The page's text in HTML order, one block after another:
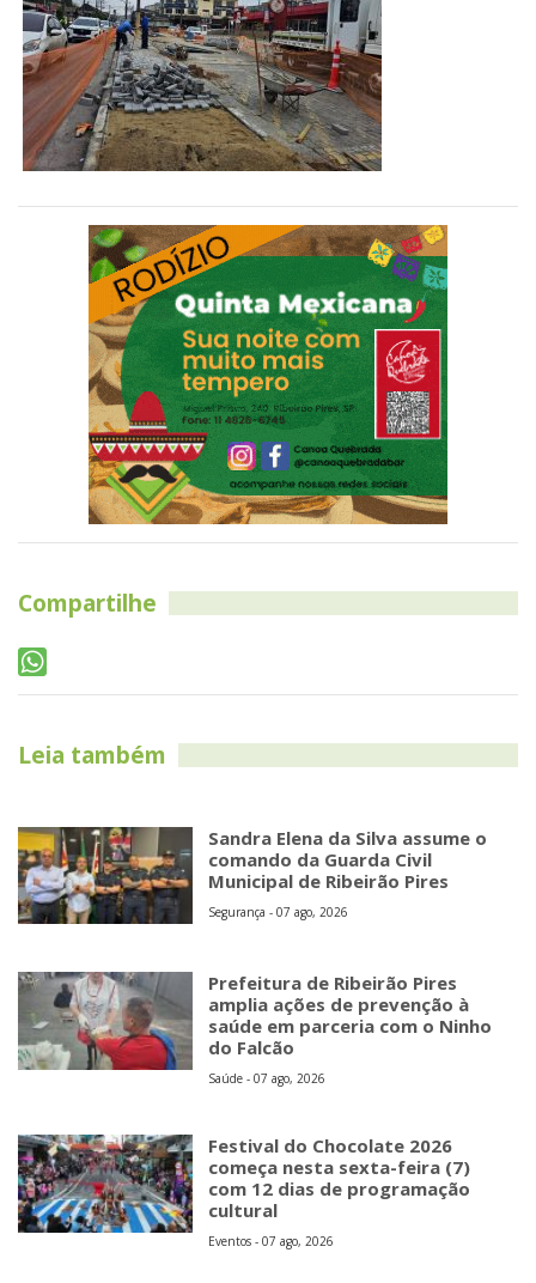
Compartilhe
Leia também
Sandra Elena da Silva assume o
comando da Guarda Civil
Municipal de Ribeirão Pires
Segurança - 07 ago, 2026
Prefeitura de Ribeirão Pires
amplia ações de prevenção à
saúde em parceria com o Ninho
do Falcão
Saúde - 07 ago, 2026
Festival do Chocolate 2026
começa nesta sexta-feira (7)
com 12 dias de programação
cultural
Eventos - 07 ago, 2026